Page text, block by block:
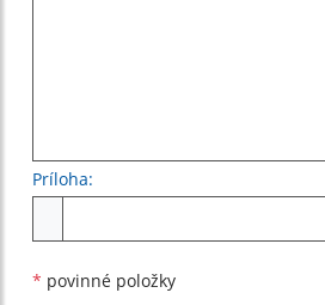
Príloha:
* povinné položky